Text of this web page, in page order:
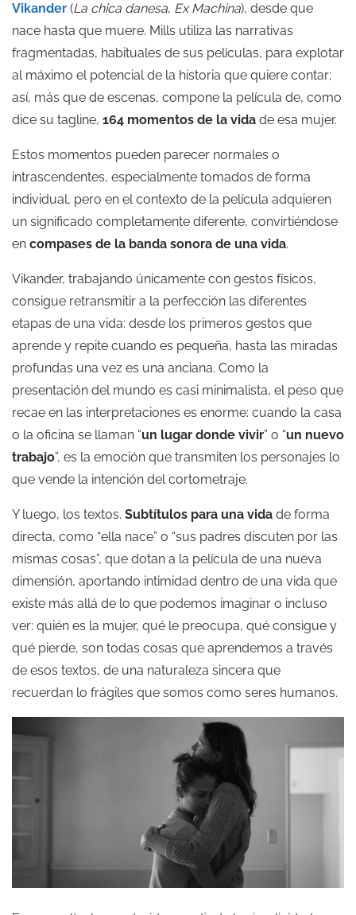
Vikander (La chica danesa, Ex Machina), desde que
nace hasta que muere. Mills utiliza las narrativas
fragmentadas, habituales de sus películas, para explotar
al máximo el potencial de la historia que quiere contar;
así, más que de escenas, compone la película de, como
dice su tagline, 164 momentos de la vida de esa mujer.
Estos momentos pueden parecer normales o
intrascendentes, especialmente tomados de forma
individual, pero en el contexto de la película adquieren
un significado completamente diferente, convirtiéndose
en compases de la banda sonora de una vida.
Vikander, trabajando únicamente con gestos físicos,
consigue retransmitir a la perfección las diferentes
etapas de una vida: desde los primeros gestos que
aprende y repite cuando es pequeña, hasta las miradas
profundas una vez es una anciana. Como la
presentación del mundo es casi minimalista, el peso que
recae en las interpretaciones es enorme: cuando la casa
o la oficina se llaman “un lugar donde vivir” o “un nuevo
trabajo”, es la emoción que transmiten los personajes lo
que vende la intención del cortometraje.
Y luego, los textos. Subtítulos para una vida de forma
directa, como “ella nace” o “sus padres discuten por las
mismas cosas”, que dotan a la película de una nueva
dimensión, aportando intimidad dentro de una vida que
existe más allá de lo que podemos imaginar o incluso
ver: quién es la mujer, qué le preocupa, qué consigue y
qué pierde, son todas cosas que aprendemos a través
de esos textos, de una naturaleza sincera que
recuerdan lo frágiles que somos como seres humanos.